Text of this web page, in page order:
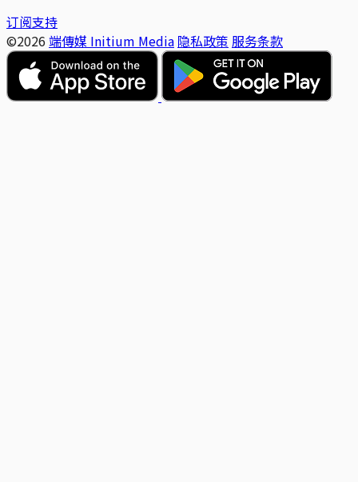
订阅支持
©2026 端傳媒 Initium Media 隐私政策 服务条款